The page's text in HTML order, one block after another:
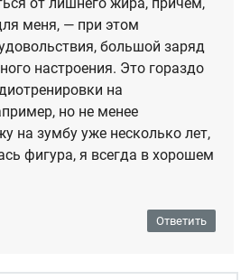
меня, — при этом
большой заряд
настроения. Это гораздо
на
но не менее
на зумбу уже несколько лет,
фигура, я всегда в хорошем
Ответить